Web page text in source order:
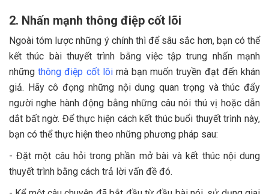
2. Nhấn mạnh thông điệp cốt lõi
Ngoài tóm lược những ý chính thì để sâu sắc hơn, bạn có thể
kết thúc bài thuyết trình bằng việc tập trung nhấn mạnh
nhữngthông điệp cốt lõimà bạn muốn truyền đạt đến khán
giả. Hãy cô đọng những nội dung quan trọng và thúc đẩy
người nghe hành động bằng những câu nói thú vị hoặc dẫn
dắt bất ngờ. Để thực hiện cách kết thúc buổi thuyết trình này,
bạn có thể thực hiện theo những phương pháp sau:
- Đặt một câu hỏi trong phần mở bài và kết thúc nội dung
thuyết trình bằng cách trả lời vấn đề đó.